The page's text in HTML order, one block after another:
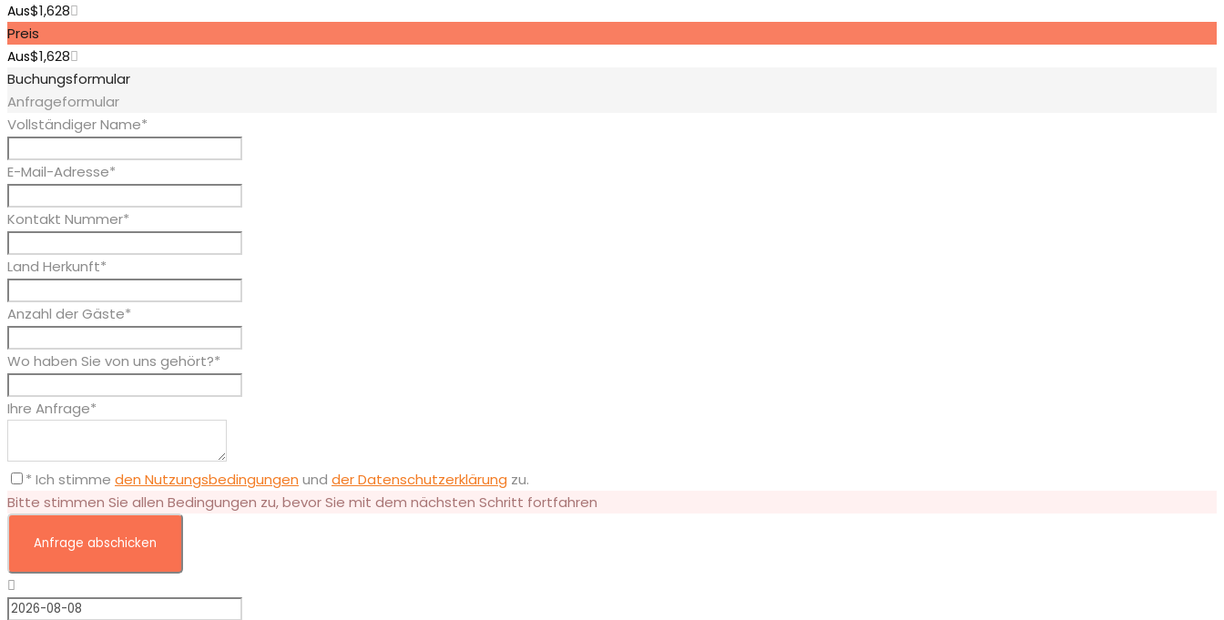
Aus$1,628
Preis
Aus$1,628
Buchungsformular
Anfrageformular
Vollständiger Name*
E-Mail-Adresse*
Kontakt Nummer*
Land Herkunft*
Anzahl der Gäste*
Wo haben Sie von uns gehört?*
Ihre Anfrage*
* Ich stimme den Nutzungsbedingungen und der Datenschutzerklärung zu.
Bitte stimmen Sie allen Bedingungen zu, bevor Sie mit dem nächsten Schritt fortfahren